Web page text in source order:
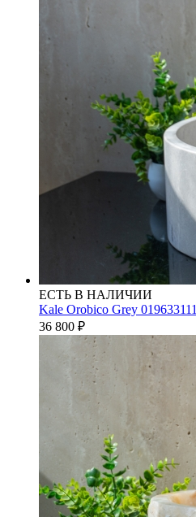
ЕСТЬ В НАЛИЧИИ
Kale Orobico Grey 019633111
36 800 ₽